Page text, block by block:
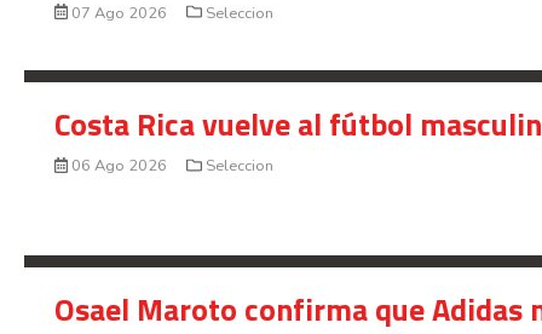
07 Ago 2026 Seleccion
Costa Rica vuelve al fútbol
06 Ago 2026 Seleccion
Osael Maroto confirma que Adidas